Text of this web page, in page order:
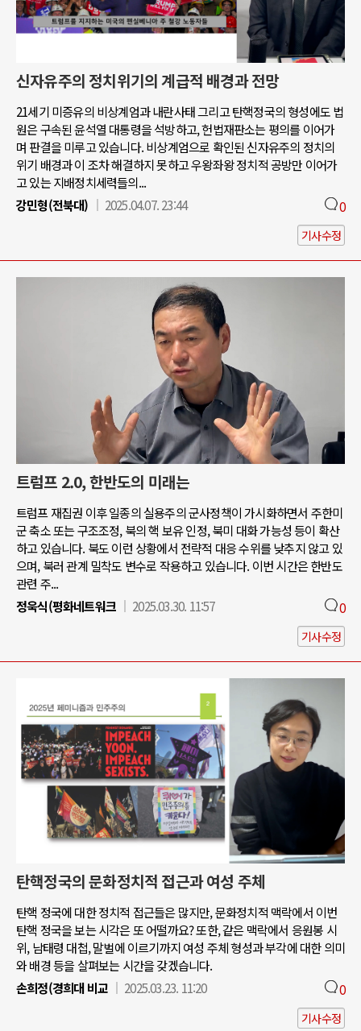
신자유주의 정치위기의 계급적 배경과 전망
21세기 미증유의 비상계엄과 내란사태 그리고 탄핵정국의 형성에도 법
원은 구속된 윤석열 대통령을 석방하고, 헌법재판소는 평의를 이어가
며 판결을 미루고 있습니다. 비상계엄으로 확인된 신자유주의 정치의
위기 배경과 이 조차 해결하지 못하고 우왕좌왕 정치적 공방만 이어가
고 있는 지배정치세력들의...
강민형(전북대)
2025.04.07. 23:44 0
기사수정
트럼프 2.0, 한반도의 미래는
트럼프 재집권 이후 일종의 실용주의 군사정책이 가시화하면서 주한미
군 축소 또는 구조조정, 북의 핵 보유 인정, 북미 대화 가능성 등이 확산
하고 있습니다. 북도 이런 상황에서 전략적 대응 수위를 낮추지 않고 있
으며, 북러 관계 밀착도 변수로 작용하고 있습니다. 이번 시간은 한반도
관련 주...
정욱식(평화네트워크
2025.03.30. 11:57 0
기사수정
탄핵정국의 문화정치적 접근과 여성 주체
탄핵 정국에 대한 정치적 접근들은 많지만, 문화정치적 맥락에서 이번
탄핵 정국을 보는 시각은 또 어떨까요? 또한, 같은 맥락에서 응원봉 시
위, 남태령 대첩, 말벌에 이르기까지 여성 주체 형성과 부각에 대한 의미
와 배경 등을 살펴보는 시간을 갖겠습니다.
손희정(경희대 비교
2025.03.23. 11:20 0
기사수정